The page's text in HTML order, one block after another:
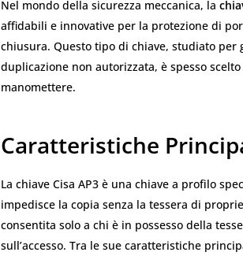
Nel mondo della sicurezza meccanica, la
affidabili e innovative per la protezione di
chiusura. Questo tipo di chiave, studiato
duplicazione non autorizzata, è spesso
manomettere.
Caratteristiche
La chiave Cisa AP3 è una chiave a profilo
impedisce la copia senza la tessera di
consentita solo a chi è in possesso della
sull’accesso. Tra le sue caratteristiche